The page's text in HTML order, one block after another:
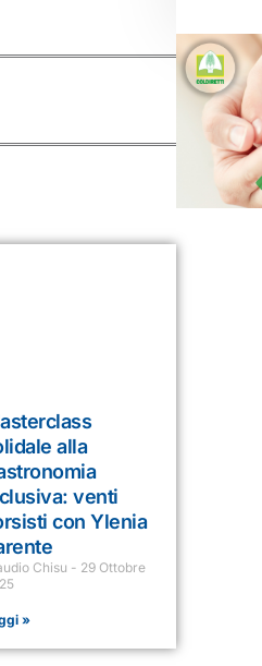
alla
venti
con Ylenia
Chisu
29 Ottobre
»